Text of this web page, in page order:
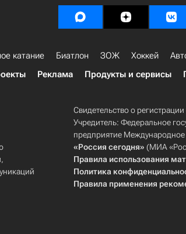
катание Биатлон ЗОЖ Хоккей
Реклама Продукты и сервисы
Свидетельство о
Учредитель: Федеральное
предприятие
«Россия сегодня» (МИА
Правила использования
Политика
Правила применения